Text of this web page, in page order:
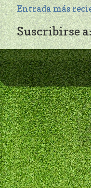
Entrada más
Suscribirse